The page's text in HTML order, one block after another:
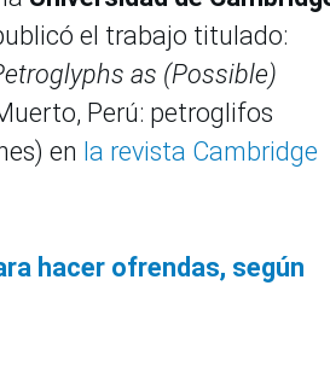
el trabajo titulado:
as (Possible)
Perú: petroglifos
en la revista Cambridge
hacer ofrendas, según